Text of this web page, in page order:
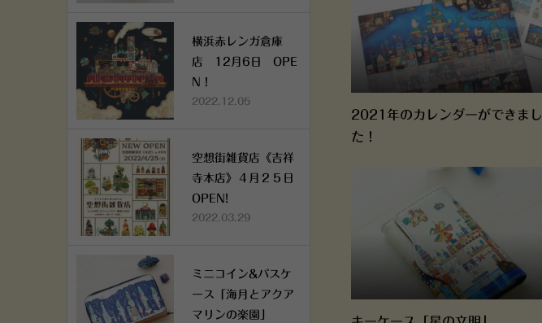
2021年のカレンダーができまし
た！
横浜赤レンガ倉庫
店 12月6日 OPE
N！
2022.12.05
空想街雑貨店《吉祥
寺本店》４月２５日
OPEN!
2022.03.29
ミニコイン&パスケ
ース「海月とアクア
マリンの楽園」